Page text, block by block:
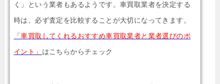
く」という業者もあるようです。車買取業者を決定する
時は、必ず査定を比較することが大切になってきます。
「車買取してくれるおすすめ車買取業者と業者選びのポ
イント」 はこちらからチェック